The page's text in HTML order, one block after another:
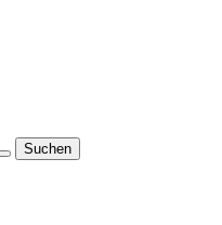
Suchen